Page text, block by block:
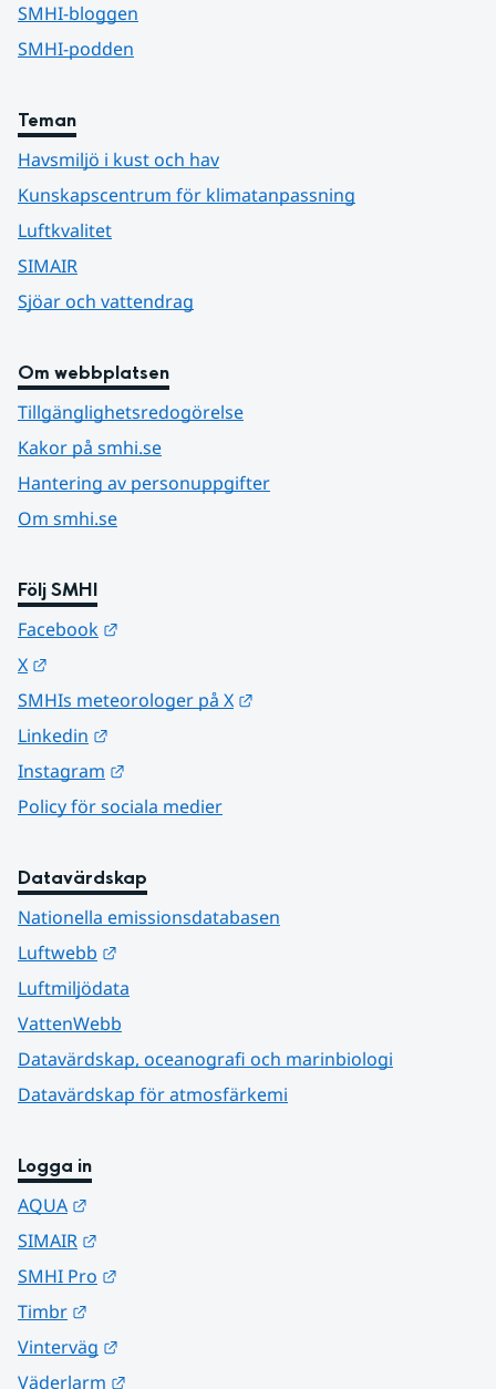
SMHI-bloggen
SMHI-podden
Teman
Havsmiljö i kust och hav
Kunskapscentrum för klimatanpassning
Luftkvalitet
SIMAIR
Sjöar och vattendrag
Om webbplatsen
Tillgänglighetsredogörelse
Kakor på smhi.se
Hantering av personuppgifter
Om smhi.se
Följ SMHI
Facebook
X
SMHIs meteorologer på X
Linkedin
Instagram
Policy för sociala medier
Datavärdskap
Nationella emissionsdatabasen
Luftwebb
Luftmiljödata
VattenWebb
Datavärdskap, oceanografi och marinbiologi
Datavärdskap för atmosfärkemi
Logga in
AQUA
SIMAIR
SMHI Pro
Timbr
Vinterväg
Väderlarm